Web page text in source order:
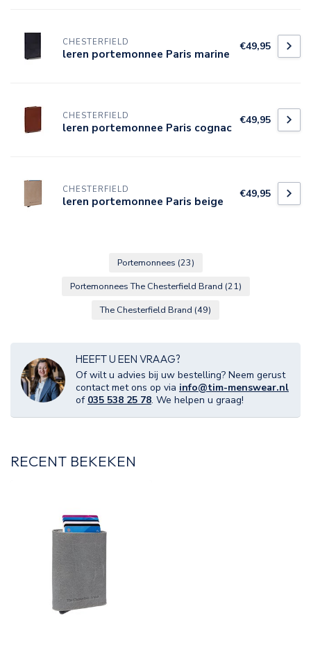
CHESTERFIELD
leren portemonnee Paris marine €49,95
CHESTERFIELD
leren portemonnee Paris cognac €49,95
CHESTERFIELD
leren portemonnee Paris beige €49,95
Portemonnees (23)
Portemonnees The Chesterfield Brand (21)
The Chesterfield Brand (49)
HEEFT U EEN VRAAG?
Of wilt u advies bij uw bestelling? Neem gerust
contact met ons op via info@tim-menswear.nl
of 035 538 25 78. We helpen u graag!
RECENT BEKEKEN